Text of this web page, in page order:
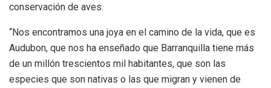
conservación de aves.
“Nos encontramos una joya en el camino de la vida, que es
Audubon, que nos ha enseñado que Barranquilla tiene más
de un millón trescientos mil habitantes, que son las
especies que son nativas o las que migran y vienen de